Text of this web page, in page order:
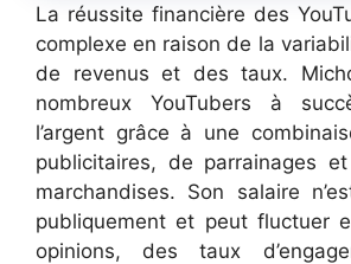
La réussite financière des
complexe en raison de la
de revenus et des taux.
nombreux YouTubers à
l’argent grâce à une
publicitaires, de parrainages
marchandises. Son salaire
publiquement et peut fluctuer
opinions, des taux